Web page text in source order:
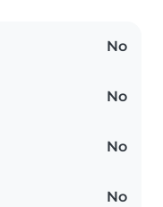
No
No
No
No